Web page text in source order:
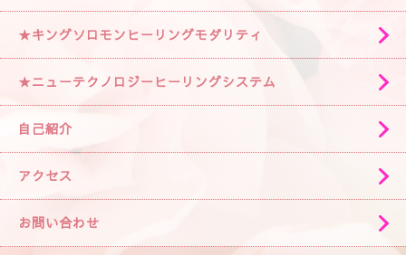
★キングソロモンヒーリングモダリティ
★ニューテクノロジーヒーリングシステム
自己紹介
アクセス
お問い合わせ